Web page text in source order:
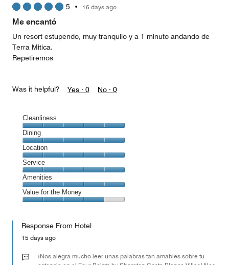
5 • 16 days ago
Me encantó
Un resort estupendo, muy tranquilo y a 1 minuto andando de
Terra Mitica.
Repetiremos
Was it helpful? Yes · 0 No · 0
Cleanliness
Cleanliness,
5
out
of
5
Dining
Dining,
5
out
of
5
Location
Location,
5
out
of
5
Service
Service,
5
out
Amenities
Amenities,
5
of
Value for the Money
the
Money,
out
Response From Hotel
15 days ago
¡Nos alegra mucho leer unas palabras tan amables sobre tu